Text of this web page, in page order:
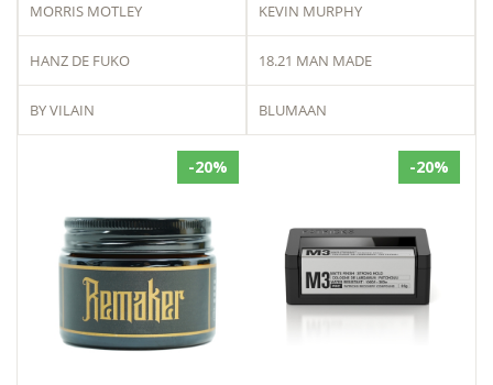
MORRIS MOTLEY KEVIN MURPHY
HANZ DE FUKO 18.21 MAN MADE
BY VILAIN BLUMAAN
-20% -20%